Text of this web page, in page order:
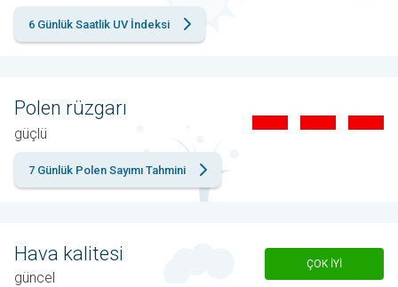
6 Günlük Saatlik UV İndeksi
Polen rüzgarı
güçlü
7 Günlük Polen Sayımı Tahmini
Hava kalitesi
güncel
ÇOK IYI